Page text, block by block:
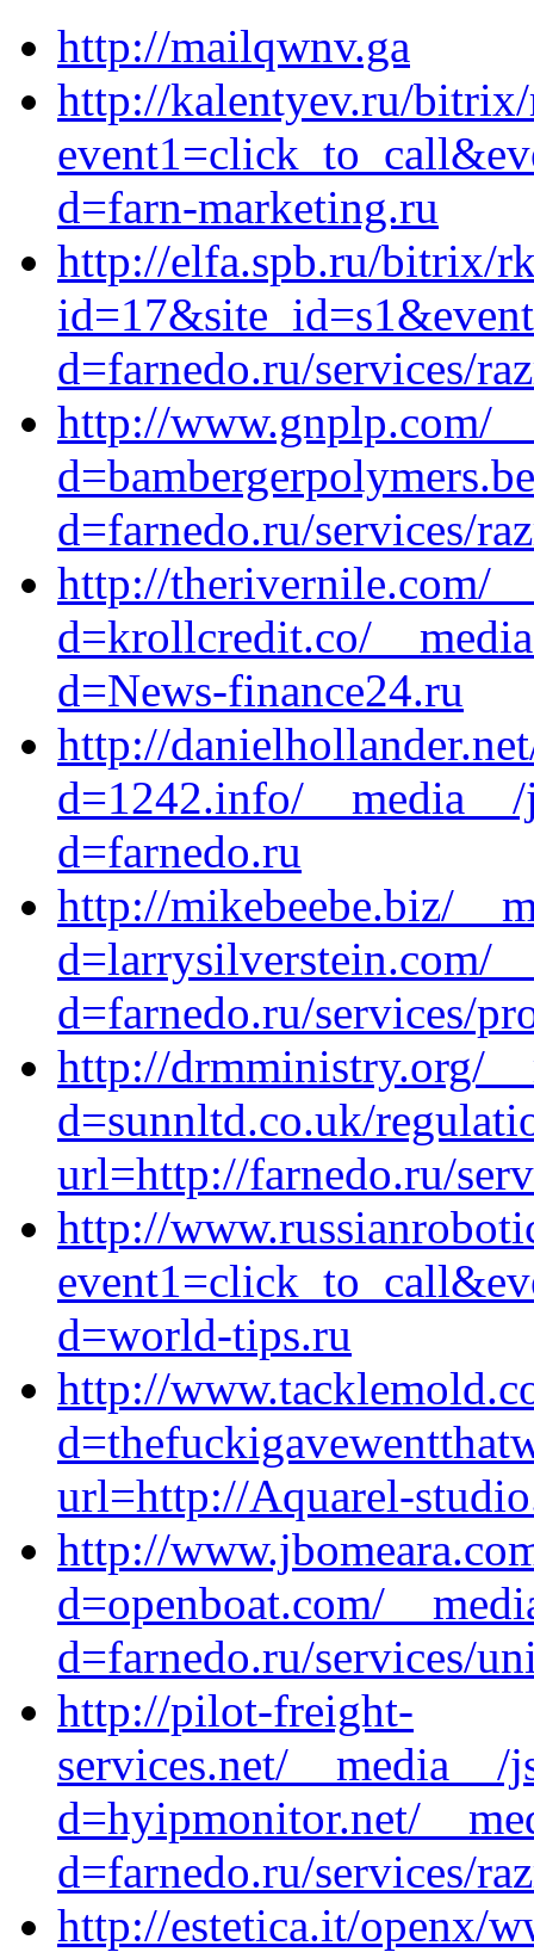
http://mailqwnv.ga
http://kalentyev.ru/
d=farn-marketing.ru
http://elfa.spb.ru/bitrix/
d=farnedo.ru/services/
http://www.gnplp.com/
d=farnedo.ru/services/
http://therivernile.com/
d=krollcredit.co/
d=News-finance24.ru
http://
d=1242.info/
d=farnedo.ru
http://mikebeebe.biz/
d=larrysilverstein.com/
d=farnedo.ru/services/
http://drmministry.org/
d=sunnltd.co.uk/
url=http://farnedo.ru/
http://
d=world-tips.ru
http://
url=http://Aquarel-
http://
d=openboat.com/
d=farnedo.ru/services/
http://pilot-freight-
services.net/__media__/
d=hyipmonitor.net/
d=farnedo.ru/services/
http://estetica.it/openx/